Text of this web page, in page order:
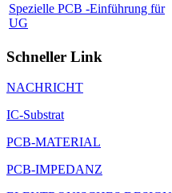
Spezielle PCB -Einführung für
UG
Schneller Link
NACHRICHT
IC-Substrat
PCB-MATERIAL
PCB-IMPEDANZ